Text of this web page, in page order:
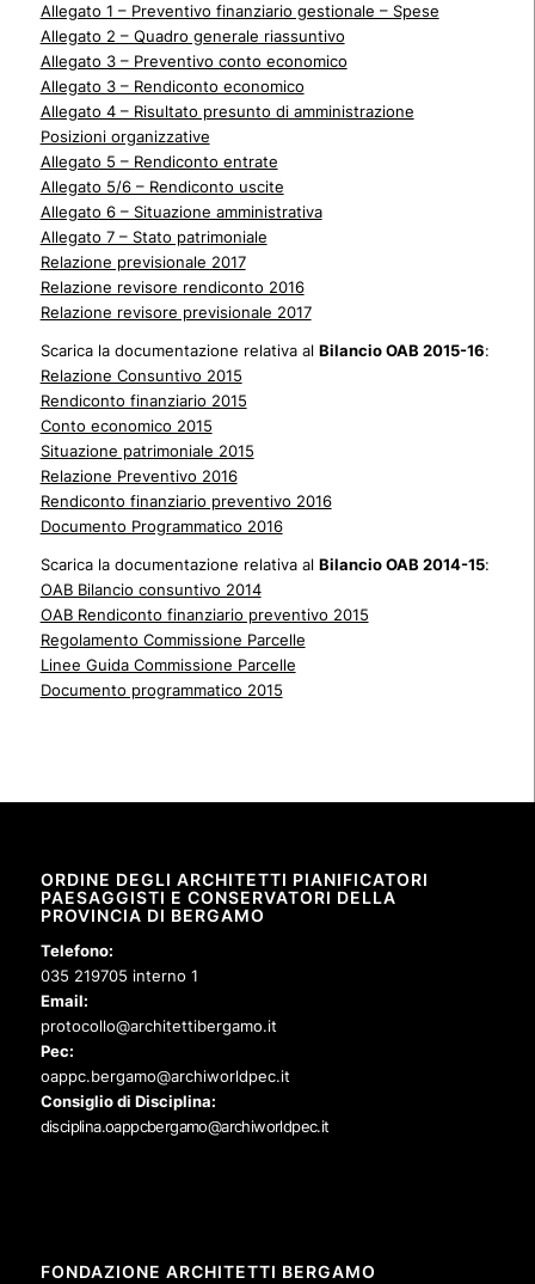
Allegato 1 – Preventivo finanziario gestionale – Spese
Allegato 2 – Quadro generale riassuntivo
Allegato 3 – Preventivo conto economico
Allegato 3 – Rendiconto economico
Allegato 4 – Risultato presunto di amministrazione
Posizioni organizzative
Allegato 5 – Rendiconto entrate
Allegato 5/6 – Rendiconto uscite
Allegato 6 – Situazione amministrativa
Allegato 7 – Stato patrimoniale
Relazione previsionale 2017
Relazione revisore rendiconto 2016
Relazione revisore previsionale 2017
Scarica la documentazione relativa al Bilancio OAB 2015-16:
Relazione Consuntivo 2015
Rendiconto finanziario 2015
Conto economico 2015
Situazione patrimoniale 2015
Relazione Preventivo 2016
Rendiconto finanziario preventivo 2016
Documento Programmatico 2016
Scarica la documentazione relativa al Bilancio OAB 2014-15:
OAB Bilancio consuntivo 2014
OAB Rendiconto finanziario preventivo 2015
Regolamento Commissione Parcelle
Linee Guida Commissione Parcelle
Documento programmatico 2015
ORDINE DEGLI ARCHITETTI PIANIFICATORI
PAESAGGISTI E CONSERVATORI DELLA
PROVINCIA DI BERGAMO
Telefono:
035 219705 interno 1
Email:
protocollo@architettibergamo.it
Pec:
oappc.bergamo@archiworldpec.it
Consiglio di Disciplina:
disciplina.oappcbergamo@archiworldpec.it
FONDAZIONE ARCHITETTI BERGAMO